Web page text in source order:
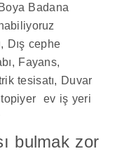
Badana
Dış cephe
Fayans,
tesisatı, Duvar
ev iş yeri
bulmak zor